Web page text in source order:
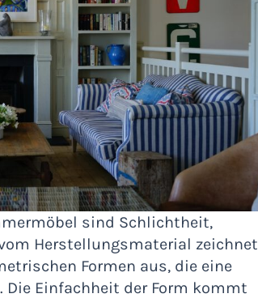
sind Schlichtheit,
Herstellungsmaterial zeichnet
Formen aus, die eine
Einfachheit der Form kommt